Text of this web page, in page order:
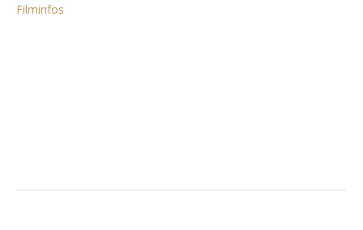
Filminfos